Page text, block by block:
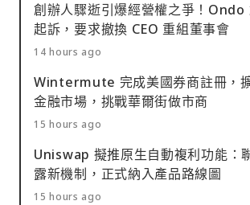
創辦人驟逝引爆經營權之爭！Ondo
起訴，要求撤換 CEO 重組董事會
14 hours ago
Wintermute 完成美國券商註冊，
金融市場，挑戰華爾街做市商
15 hours ago
Uniswap 擬推原生自動複利功能：
露新機制，正式納入產品路線圖
15 hours ago